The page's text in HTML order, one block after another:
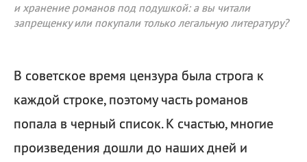
и хранение романов под подушкой: а вы читали
запрещенку или покупали только легальную литературу?
В советское время цензура была строга к
каждой строке, поэтому часть романов
попала в черный список. К счастью, многие
произведения дошли до наших дней и